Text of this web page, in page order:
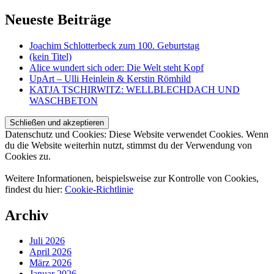
Neueste Beiträge
Joachim Schlotterbeck zum 100. Geburtstag
(kein Titel)
Alice wundert sich oder: Die Welt steht Kopf
UpArt – Ulli Heinlein & Kerstin Römhild
KATJA TSCHIRWITZ: WELLBLECHDACH UND
WASCHBETON
Datenschutz und Cookies: Diese Website verwendet Cookies. Wenn
du die Website weiterhin nutzt, stimmst du der Verwendung von
Cookies zu.
Weitere Informationen, beispielsweise zur Kontrolle von Cookies,
findest du hier: Cookie-Richtlinie
Archiv
Juli 2026
April 2026
März 2026